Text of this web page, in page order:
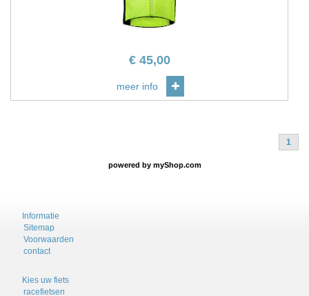
€ 45,00
meer info
1
powered by myShop.com
Informatie
Sitemap
Voorwaarden
contact
Kies uw fiets
racefietsen